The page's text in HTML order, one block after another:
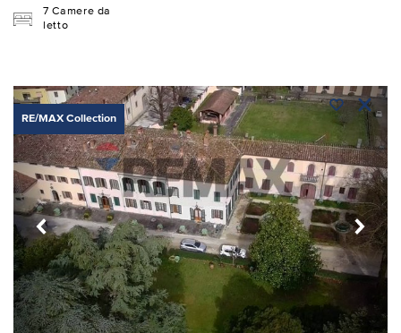
7 Camere da
letto
RE/MAX Collection